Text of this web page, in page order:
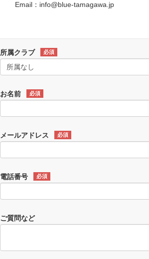
Email：info@blue-tamagawa.jp
所属クラブ 必須
お名前 必須
メールアドレス 必須
電話番号 必須
ご質問など